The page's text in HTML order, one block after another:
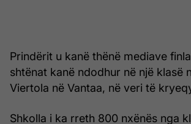
Prindërit u kanë thënë mediave
shtënat kanë ndodhur në një klasë
Viertola në Vantaa, në veri të
Shkolla i ka rreth 800 nxënës nga